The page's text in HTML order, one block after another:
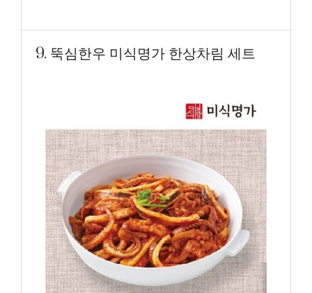
9. 뚝심한우 미식명가 한상차림 세트